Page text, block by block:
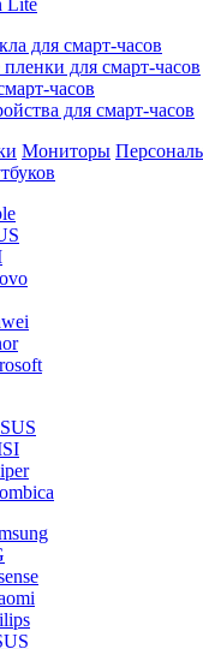
Lite
для смарт-часов
для смарт-часов
часов
для смарт-часов
Мониторы